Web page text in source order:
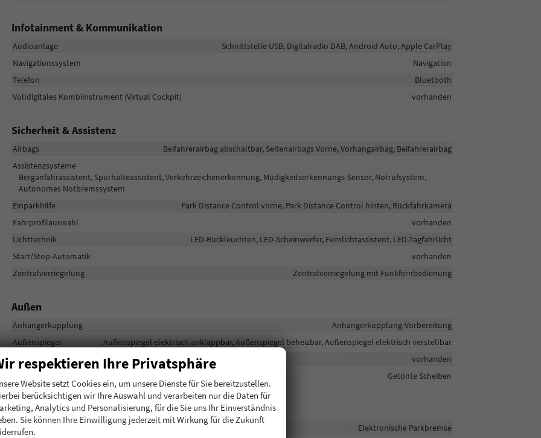
Infotainment & Kommunikation
Audioanlage
Schnittstelle USB, Digitalradio DAB, Android Auto, Apple CarPlay
Navigationssystem
Navigation
Telefon
Bluetooth
Volldigitales Kombiinstrument (Virtual Cockpit)
vorhanden
Sicherheit & Assistenz
Airbags
Beifahrerairbag abschaltbar, Seitenairbags Vorne, Vorhangairbag, Beifahrerairbag
Assistenzsysteme
Berganfahrassistent, Spurhalteassistent, Verkehrzeichenerkennung, Müdigkeitserkennungs-Sensor, Notrufsystem,
Autonomes Notbremssystem
Einparkhilfe
Park Distance Control vorne, Park Distance Control hinten, Rückfahrkamera
Fahrprofilauswahl
vorhanden
Lichttechnik
LED-Rückleuchten, LED-Scheinwerfer, Fernlichtassistent, LED-Tagfahrlicht
Start/Stop-Automatik
vorhanden
Zentralverriegelung
Zentralverriegelung mit Funkfernbedienung
Außen
Anhängerkupplung
Anhängerkupplung-Vorbereitung
Außenspiegel
Außenspiegel elektrisch anklappbar, Außenspiegel beheizbar, Außenspiegel elektrisch verstellbar
Dachreling
vorhanden
Getönte Scheiben
Räder & Technik
Bremsen
Elektronische Parkbremse
respektieren Ihre Privatsphäre
Website setzt Cookies ein, um unsere Dienste für Sie bereitzustellen.
berücksichtigen wir Ihre Auswahl und verarbeiten nur die Daten für
Analytics und Personalisierung, für die Sie uns Ihr Einverständnis
Sie können Ihre Einwilligung jederzeit mit Wirkung für die Zukunft